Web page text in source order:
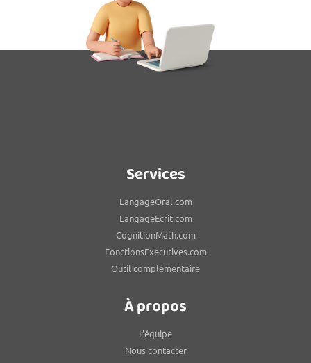
Services
LangageOral.com
LangageEcrit.com
CognitionMath.com
FonctionsExecutives.com
Outil complémentaire
À propos
L’équipe
Nous contacter